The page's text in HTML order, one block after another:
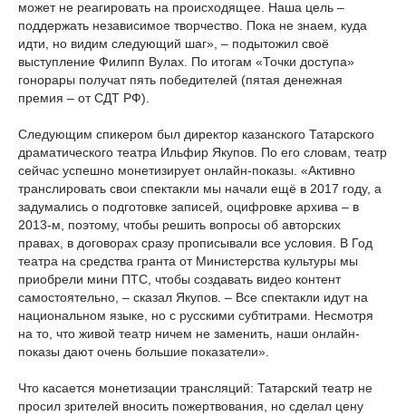
может не реагировать на происходящее. Наша цель –
поддержать независимое творчество. Пока не знаем, куда
идти, но видим следующий шаг», – подытожил своё
выступление Филипп Вулах. По итогам «Точки доступа»
гонорары получат пять победителей (пятая денежная
премия – от СДТ РФ).
Следующим спикером был директор казанского Татарского
драматического театра Ильфир Якупов. По его словам, театр
сейчас успешно монетизирует онлайн-показы. «Активно
транслировать свои спектакли мы начали ещё в 2017 году, а
задумались о подготовке записей, оцифровке архива – в
2013-м, поэтому, чтобы решить вопросы об авторских
правах, в договорах сразу прописывали все условия. В Год
театра на средства гранта от Министерства культуры мы
приобрели мини ПТС, чтобы создавать видео контент
самостоятельно, – сказал Якупов. – Все спектакли идут на
национальном языке, но с русскими субтитрами. Несмотря
на то, что живой театр ничем не заменить, наши онлайн-
показы дают очень большие показатели».
Что касается монетизации трансляций: Татарский театр не
просил зрителей вносить пожертвования, но сделал цену